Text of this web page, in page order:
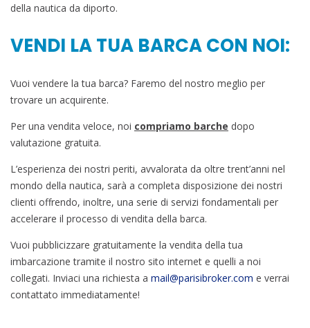
della nautica da diporto.
VENDI LA TUA BARCA CON NOI:
Vuoi vendere la tua barca? Faremo del nostro meglio per
trovare un acquirente.
Per una vendita veloce, noi compriamo barche dopo
valutazione gratuita.
L’esperienza dei nostri periti, avvalorata da oltre trent’anni nel
mondo della nautica, sarà a completa disposizione dei nostri
clienti offrendo, inoltre, una serie di servizi fondamentali per
accelerare il processo di vendita della barca.
Vuoi pubblicizzare gratuitamente la vendita della tua
imbarcazione tramite il nostro sito internet e quelli a noi
collegati. Inviaci una richiesta a mail@parisibroker.com e verrai
contattato immediatamente!